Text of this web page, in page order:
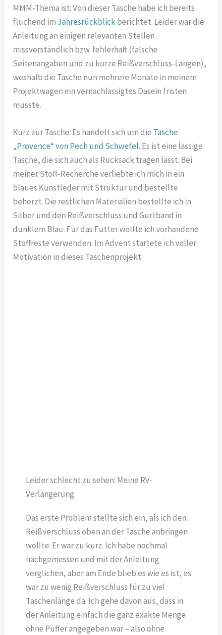
MMM-Thema ist: Von dieser Tasche habe ich bereits
fluchend im Jahresrückblickberichtet. Leider war die
Anleitung an einigen relevanten Stellen
missverständlich bzw. fehlerhaft (falsche
Seitenangaben und zu kurze Reißverschluss-Längen),
weshalb die Tasche nun mehrere Monate in meinem
Projektwagen ein vernachlässigtes Dasein fristen
musste.
Kurz zur Tasche: Es handelt sich um die Tasche
„Provence“ von Pech und Schwefel. Es ist eine lässige
Tasche, die sich auch als Rucksack tragen lässt. Bei
meiner Stoff-Recherche verliebte ich mich in ein
blaues Kunstleder mit Struktur und bestellte
beherzt. Die restlichen Materialien bestellte ich in
Silber und den Reißverschluss und Gurtband in
dunklem Blau. Für das Futter wollte ich vorhandene
Stoffreste verwenden. Im Advent startete ich voller
Motivation in dieses Taschenprojekt.
Leider schlecht zu sehen: Meine RV-
Verlängerung
Das erste Problem stellte sich ein, als ich den
Reißverschluss oben an der Tasche anbringen
wollte: Er war zu kurz. Ich habe nochmal
nachgemessen und mit der Anleitung
verglichen, aber am Ende blieb es wie es ist, es
war zu wenig Reißverschluss für zu viel
Taschenlänge da. Ich gehe davon aus, dass in
der Anleitung einfach die ganz exakte Menge
ohne Puffer angegeben war – also ohne